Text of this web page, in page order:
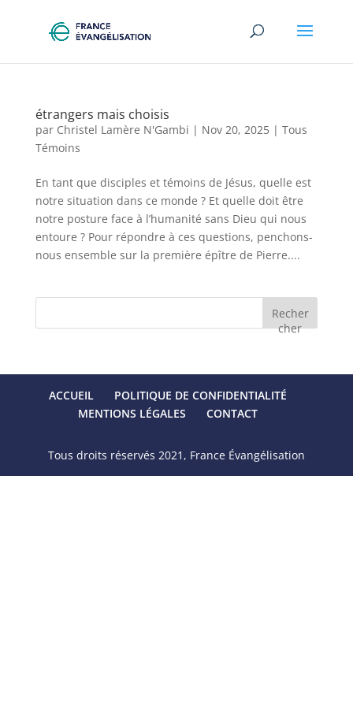
étrangers mais choisis
par Christel Lamère N'Gambi | Nov 20, 2025| Tous
Témoins
En tant que disciples et témoins de Jésus, quelle est
notre situation dans ce monde ? Et quelle doit être
notre posture face à l’humanité sans Dieu qui nous
entoure ? Pour répondre à ces questions, penchons-
nous ensemble sur la première épître de Pierre....
Recher
cher
ACCUEIL
POLITIQUE DE CONFIDENTIALITÉ
MENTIONS LÉGALES
CONTACT
Tous droits réservés 2021, France Évangélisation